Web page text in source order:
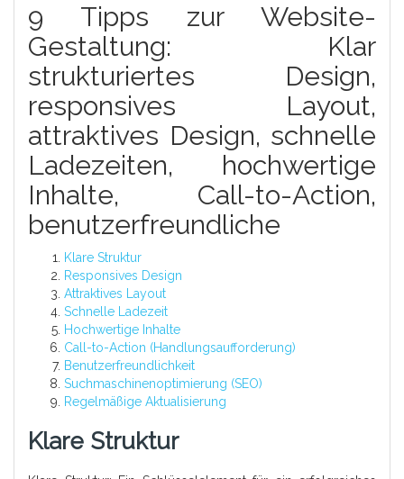
9 Tipps zur Website-
Gestaltung: Klar
strukturiertes Design,
responsives Layout,
attraktives Design, schnelle
Ladezeiten, hochwertige
Inhalte, Call-to-Action,
benutzerfreundliche
Klare Struktur
Responsives Design
Attraktives Layout
Schnelle Ladezeit
Hochwertige Inhalte
Call-to-Action (Handlungsaufforderung)
Benutzerfreundlichkeit
Suchmaschinenoptimierung (SEO)
Regelmäßige Aktualisierung
Klare Struktur